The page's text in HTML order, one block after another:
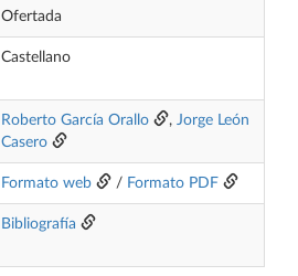
Ofertada
Castellano
Roberto García Orallo , Jorge León
Casero
Formato web / Formato PDF
Bibliografía